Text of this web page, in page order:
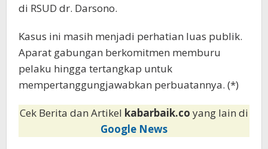
di RSUD dr. Darsono.
Kasus ini masih menjadi perhatian luas publik.
Aparat gabungan berkomitmen memburu
pelaku hingga tertangkap untuk
mempertanggungjawabkan perbuatannya. (*)
Cek Berita dan Artikel kabarbaik.co yang lain di
Google News